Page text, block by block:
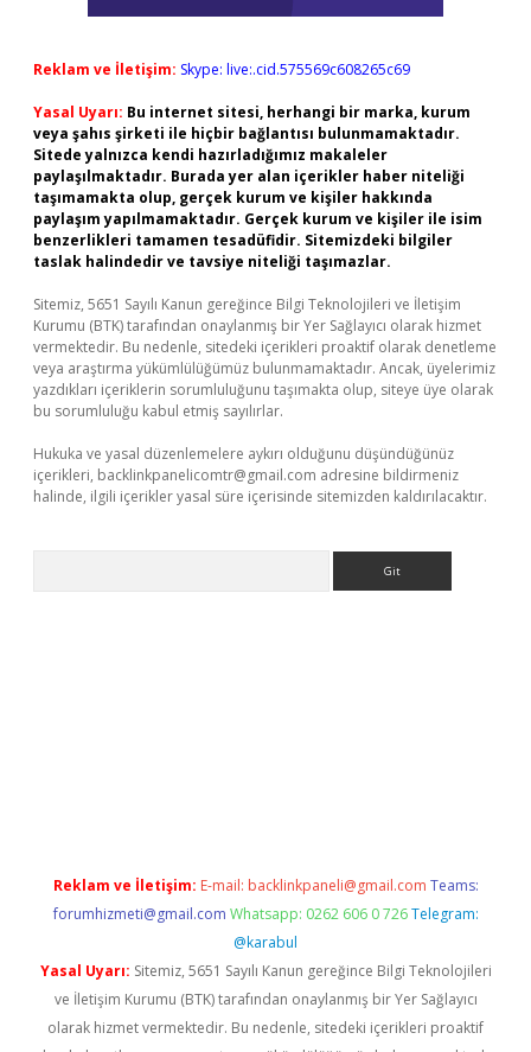
Reklam ve İletişim: Skype: live:.cid.575569c608265c69
Yasal Uyarı: Bu internet sitesi, herhangi bir marka, kurum
veya şahıs şirketi ile hiçbir bağlantısı bulunmamaktadır.
Sitede yalnızca kendi hazırladığımız makaleler
paylaşılmaktadır. Burada yer alan içerikler haber niteliği
taşımamakta olup, gerçek kurum ve kişiler hakkında
paylaşım yapılmamaktadır. Gerçek kurum ve kişiler ile isim
benzerlikleri tamamen tesadüfidir. Sitemizdeki bilgiler
taslak halindedir ve tavsiye niteliği taşımazlar.
Sitemiz, 5651 Sayılı Kanun gereğince Bilgi Teknolojileri ve İletişim
Kurumu (BTK) tarafından onaylanmış bir Yer Sağlayıcı olarak hizmet
vermektedir. Bu nedenle, sitedeki içerikleri proaktif olarak denetleme
veya araştırma yükümlülüğümüz bulunmamaktadır. Ancak, üyelerimiz
yazdıkları içeriklerin sorumluluğunu taşımakta olup, siteye üye olarak
bu sorumluluğu kabul etmiş sayılırlar.
Hukuka ve yasal düzenlemelere aykırı olduğunu düşündüğünüz
içerikleri, backlinkpanelicomtr@gmail.com adresine bildirmeniz
halinde, ilgili içerikler yasal süre içerisinde sitemizden kaldırılacaktır.
Reklam ve İletişim: E-mail: backlinkpaneli@gmail.com Teams:
forumhizmeti@gmail.com Whatsapp: 0262 606 0 726 Telegram:
@karabul
Yasal Uyarı: Sitemiz, 5651 Sayılı Kanun gereğince Bilgi Teknolojileri
ve İletişim Kurumu (BTK) tarafından onaylanmış bir Yer Sağlayıcı
olarak hizmet vermektedir. Bu nedenle, sitedeki içerikleri proaktif